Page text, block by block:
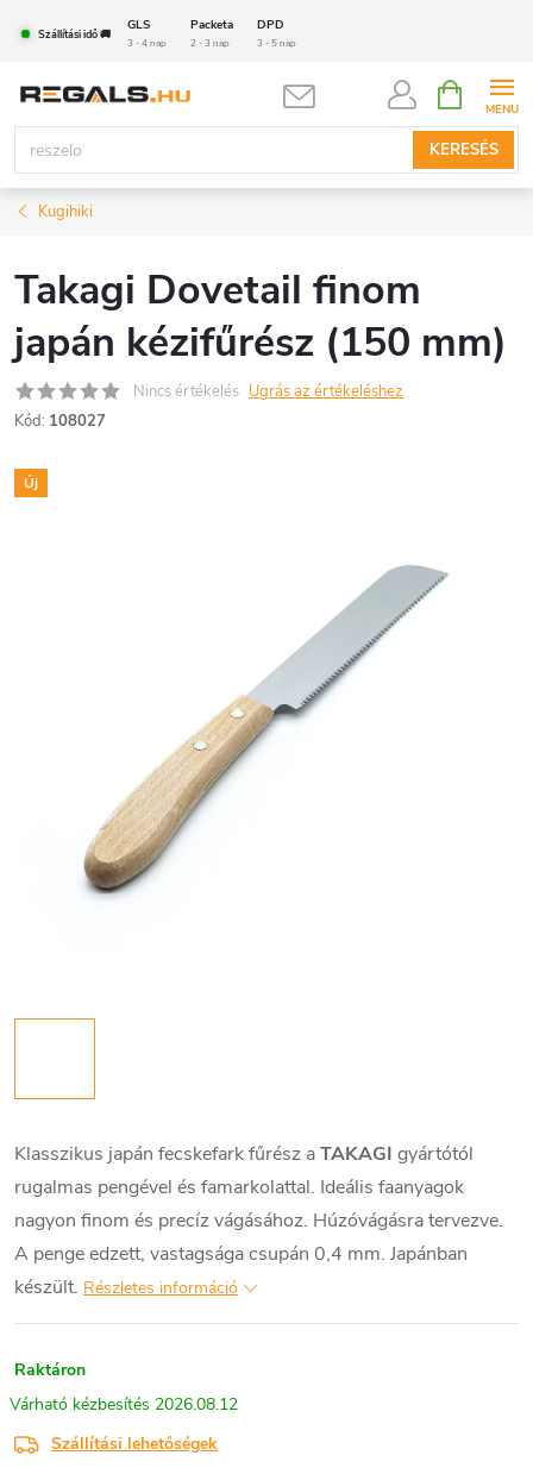
tartalomhoz
Szállítási idő 🚚
GLS Packeta DPD
3 - 4 nap 2 - 3 nap 3 - 5 nap
KERESÉS
KOSÁR
Kugihiki
Takagi Dovetail finom
japán kézifűrész (150 mm)
Nincs értékelés Ugrás az értékeléshez
Kód: 108027
Új
Klasszikus japán fecskefark fűrész aTAKAGI gyártótól
rugalmas pengével és famarkolattal. Ideális faanyagok
nagyon finom és precíz vágásához. Húzóvágásra tervezve.
A penge edzett, vastagsága csupán 0,4 mm. Japánban
készült. Részletes információ
Raktáron
2026.08.12
Szállítási lehetőségek